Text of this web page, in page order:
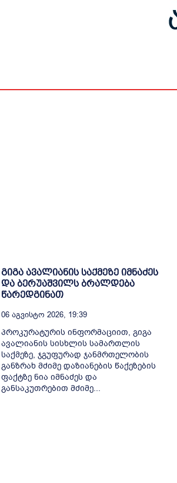
გიგა ავალიანის საქმეზე იმნაძეს
და ბერუაშვილს ბრალდება
წარედგინათ
06 Აგვისტო 2026, 19:39
პროკურატურის ინფორმაციით, გიგა
ავალიანის სისხლის სამართლის
საქმეზე, ჯგუფურად ჯანმრთელობის
განზრახ მძიმე დაზიანების წაქეზების
ფაქტზე ნია იმნაძეს და
განსაკუთრებით მძიმე...